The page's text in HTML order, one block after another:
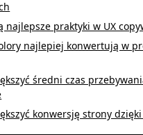
najlepsze praktyki w UX
najlepiej konwertują w
średni czas
konwersję strony